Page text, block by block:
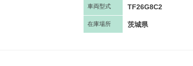
車両型式 TF26G8C2
在庫場所 茨城県